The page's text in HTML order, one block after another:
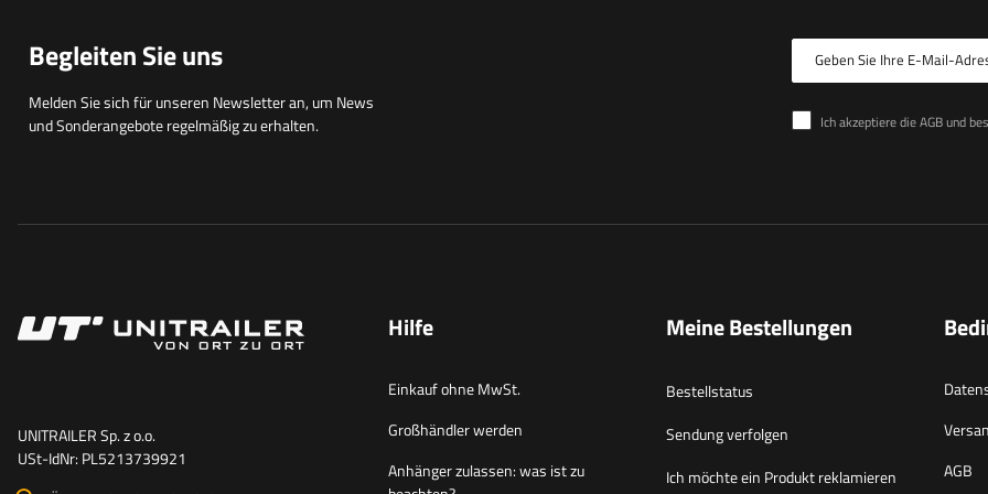
Begleiten Sie uns
Melden Sie sich für unseren Newsletter an, um News
und Sonderangebote regelmäßig zu erhalten.
Geben Sie Ihre E-Mail-
Ich akzeptiere die AGB und
UNITRAILER Sp. z o.o.
USt-IdNr: PL5213739921
Hilfe
Einkauf ohne MwSt.
Großhändler werden
Anhänger zulassen: was ist zu
Meine Bestellungen
Bestellstatus
Sendung verfolgen
Ich möchte ein Produkt reklamieren
AGB